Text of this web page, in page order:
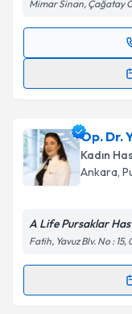
Mimar Sinan, Çağatay
Randevu
takvim
E-posta
Kişisel
Metni'ni
Op. Dr.
Kadın
Ankara,
A Life Pursaklar
Fatih, Yavuz Blv. No : 15,
Randevu